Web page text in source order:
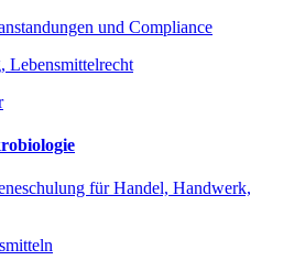
und Compliance
Lebensmittelrecht
für Handel, Handwerk,